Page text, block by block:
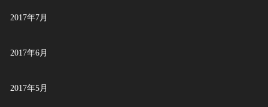
2017年7月
2017年6月
2017年5月